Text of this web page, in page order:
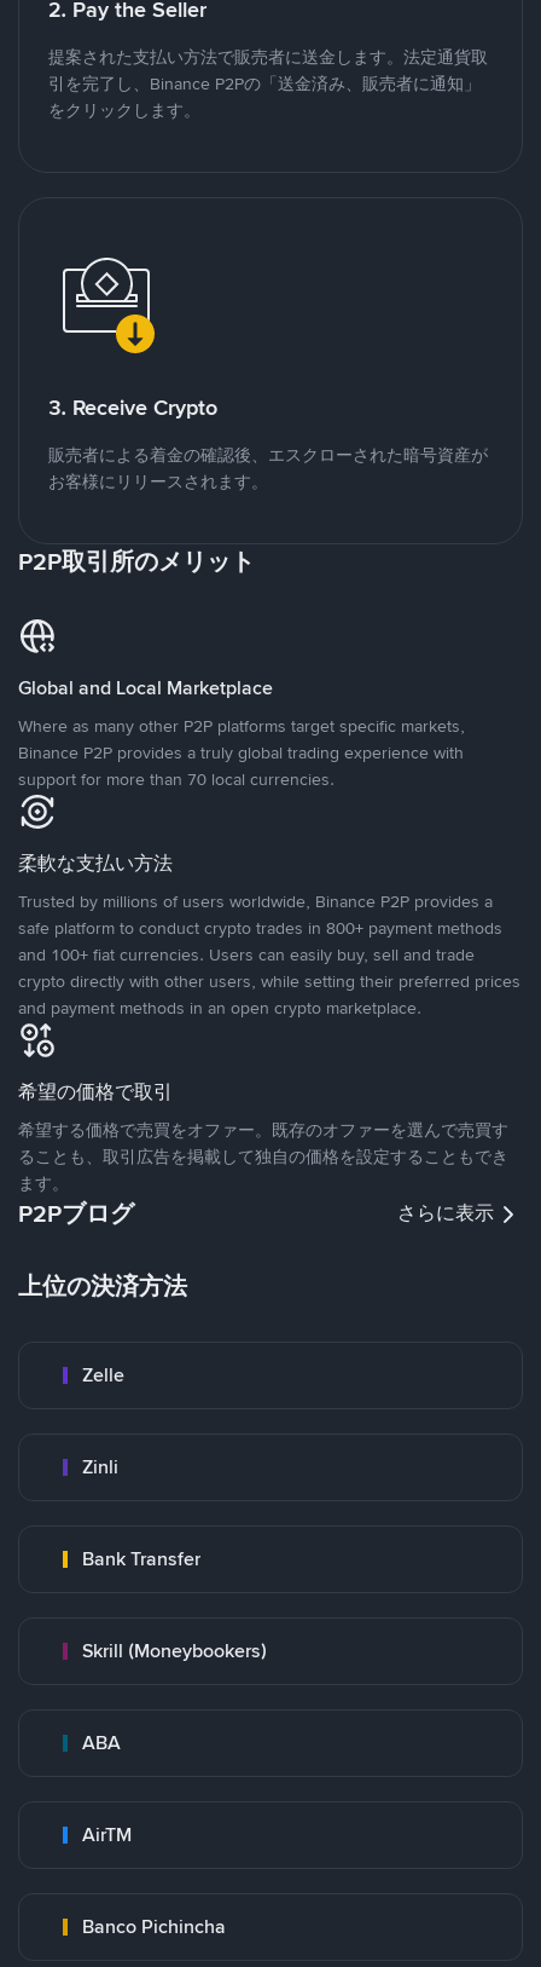
2. Pay the Seller
提案された支払い方法で販売者に送金します。法定通貨取
引を完了し、Binance P2Pの「送金済み、販売者に通知」
をクリックします。
3. Receive Crypto
販売者による着金の確認後、エスクローされた暗号資産が
お客様にリリースされます。
P2P取引所のメリット
Global and Local Marketplace
Where as many other P2P platforms target specific markets,
Binance P2P provides a truly global trading experience with
support for more than 70 local currencies.
柔軟な支払い方法
Trusted by millions of users worldwide, Binance P2P provides a
safe platform to conduct crypto trades in 800+ payment methods
and 100+ fiat currencies. Users can easily buy, sell and trade
crypto directly with other users, while setting their preferred prices
and payment methods in an open crypto marketplace.
希望の価格で取引
希望する価格で売買をオファー。既存のオファーを選んで売買す
ることも、取引広告を掲載して独自の価格を設定することもでき
ます。
P2Pブログ さらに表示
上位の決済方法
Zelle
Zinli
Bank Transfer
Skrill (Moneybookers)
ABA
AirTM
Banco Pichincha